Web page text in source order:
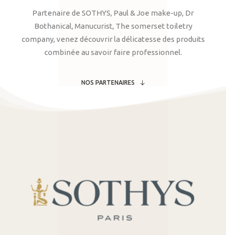
Partenaire de SOTHYS, Paul & Joe make-up, Dr
Bothanical, Manucurist, The somerset toiletry
company, venez découvrir la délicatesse des produits
combinée au savoir faire professionnel.
NOS PARTENAIRES